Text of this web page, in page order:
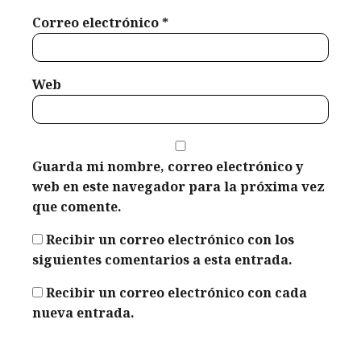
Correo electrónico*
Web
Guarda mi nombre, correo electrónico y
web en este navegador para la próxima vez
que comente.
Recibir un correo electrónico con los
siguientes comentarios a esta entrada.
Recibir un correo electrónico con cada
nueva entrada.